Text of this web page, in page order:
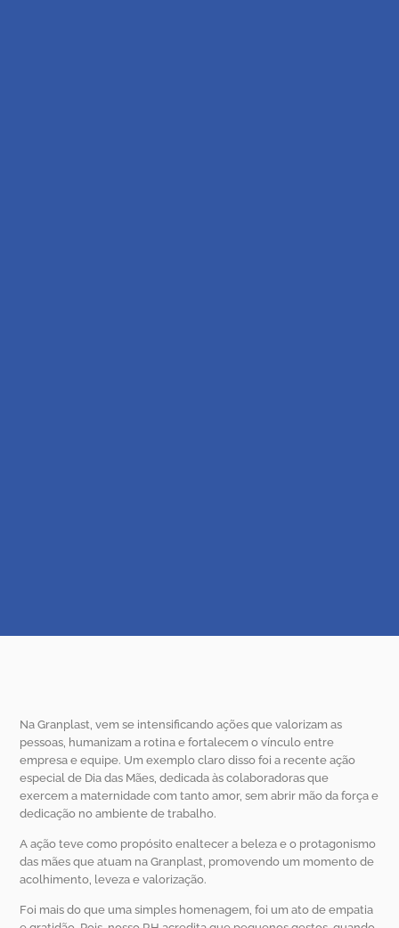
Na Granplast, vem se intensificando ações que valorizam as
pessoas, humanizam a rotina e fortalecem o vínculo entre
empresa e equipe. Um exemplo claro disso foi a recente ação
especial de Dia das Mães, dedicada às colaboradoras que
exercem a maternidade com tanto amor, sem abrir mão da força e
dedicação no ambiente de trabalho.
A ação teve como propósito enaltecer a beleza e o protagonismo
das mães que atuam na Granplast, promovendo um momento de
acolhimento, leveza e valorização.
Foi mais do que uma simples homenagem, foi um ato de empatia